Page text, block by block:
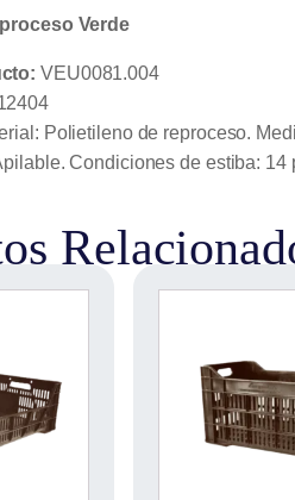
Verde
VEU0081.004
Polietileno de reproceso.
Condiciones de estiba: